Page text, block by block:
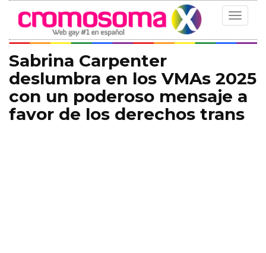
Toggle
Sabrina Carpenter
deslumbra en los VMAs 2025
con un poderoso mensaje a
favor de los derechos trans